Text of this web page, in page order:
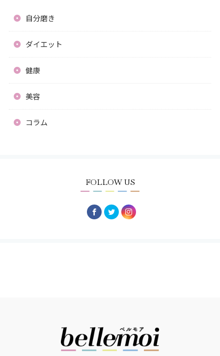
自分磨き
ダイエット
健康
美容
コラム
FOLLOW US